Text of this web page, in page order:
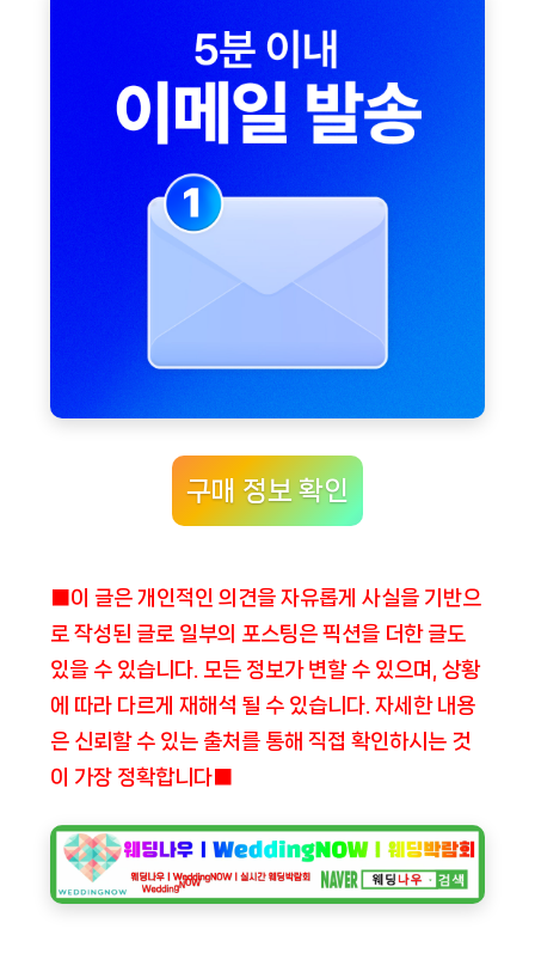
구매 정보 확인
■이 글은 개인적인 의견을 자유롭게 사실을 기반으
로 작성된 글로 일부의 포스팅은 픽션을 더한 글도
있을 수 있습니다. 모든 정보가 변할 수 있으며, 상황
에 따라 다르게 재해석 될 수 있습니다. 자세한 내용
은 신뢰할 수 있는 출처를 통해 직접 확인하시는 것
이 가장 정확합니다■